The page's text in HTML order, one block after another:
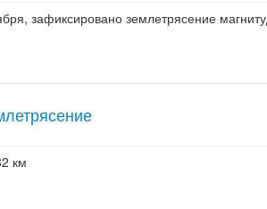
зафиксировано землетрясение
км